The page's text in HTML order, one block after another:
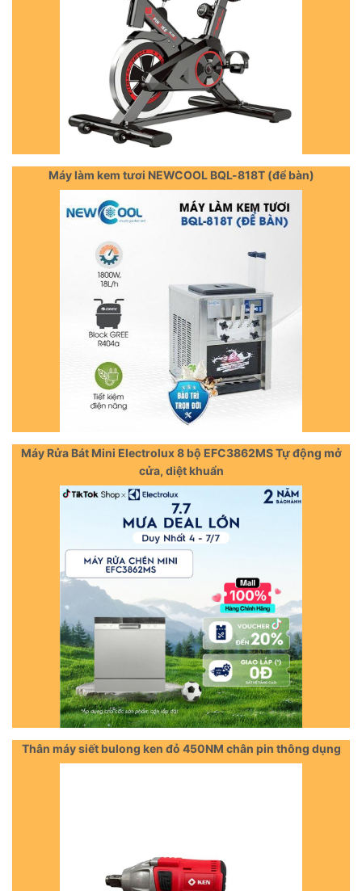
Máy làm kem tươi NEWCOOL BQL-818T (để bàn)
Máy Rửa Bát Mini Electrolux 8 bộ EFC3862MS Tự động mở
cửa, diệt khuẩn
Thân máy siết bulong ken đỏ 450NM chân pin thông dụng